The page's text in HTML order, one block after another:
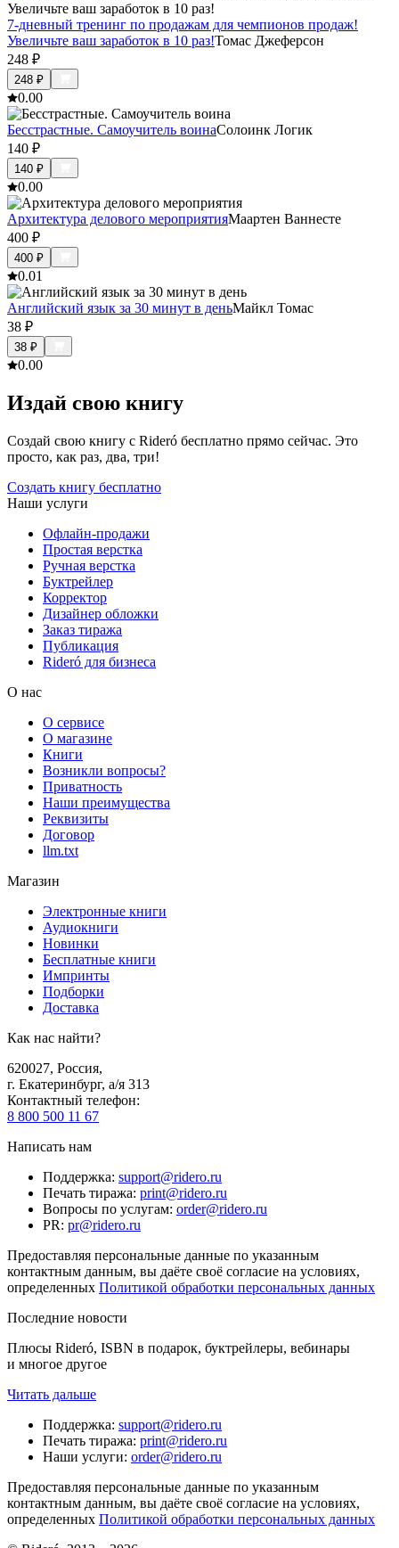
7-дневный тренинг по продажам для чемпионов продаж!
Увеличьте ваш заработок в 10 раз!Томас Джеферсон
248 ₽
248 ₽
0.00
Бесстрастные. Самоучитель воинаСолоинк Логик
140 ₽
140 ₽
0.00
Архитектура делового мероприятияМаартен Ваннесте
400 ₽
400 ₽
0.01
Английский язык за 30 минут в деньМайкл Томас
38 ₽
38 ₽
0.00
Издай свою книгу
Создай свою книгу с Rideró бесплатно прямо сейчас. Это
просто, как раз, два, три!
Создать книгу бесплатно
Наши услуги
Офлайн-продажи
Простая верстка
Ручная верстка
Буктрейлер
Корректор
Дизайнер обложки
Заказ тиража
Публикация
Rideró для бизнеса
О нас
О сервисе
О магазине
Книги
Возникли вопросы?
Приватность
Наши преимущества
Реквизиты
Договор
llm.txt
Магазин
Электронные книги
Аудиокниги
Новинки
Бесплатные книги
Импринты
Подборки
Доставка
Как нас найти?
620027, Россия,
г. Екатеринбург, а/я 313
Контактный телефон:
8 800 500 11 67
Написать нам
Поддержка: support@ridero.ru
Печать тиража: print@ridero.ru
Вопросы по услугам: order@ridero.ru
PR: pr@ridero.ru
Предоставляя персональные данные по указанным
контактным данным, вы даёте своё согласие на условиях,
определенных Политикой обработки персональных данных
Последние новости
Плюсы Rideró, ISBN в подарок, буктрейлеры, вебинары
и многое другое
Читать дальше
Поддержка: support@ridero.ru
Печать тиража: print@ridero.ru
Наши услуги: order@ridero.ru
Предоставляя персональные данные по указанным
контактным данным, вы даёте своё согласие на условиях,
определенных Политикой обработки персональных данных